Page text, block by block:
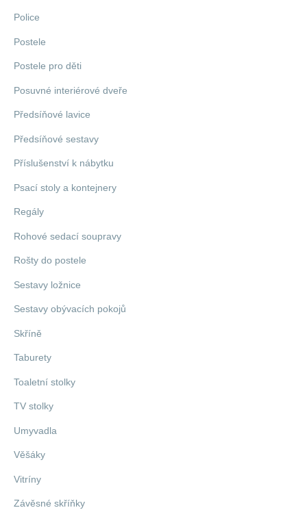
Police
Postele
Postele pro děti
Posuvné interiérové dveře
Předsíňové lavice
Předsíňové sestavy
Příslušenství k nábytku
Psací stoly a kontejnery
Regály
Rohové sedací soupravy
Rošty do postele
Sestavy ložnice
Sestavy obývacích pokojů
Skříně
Taburety
Toaletní stolky
TV stolky
Umyvadla
Věšáky
Vitríny
Závěsné skříňky